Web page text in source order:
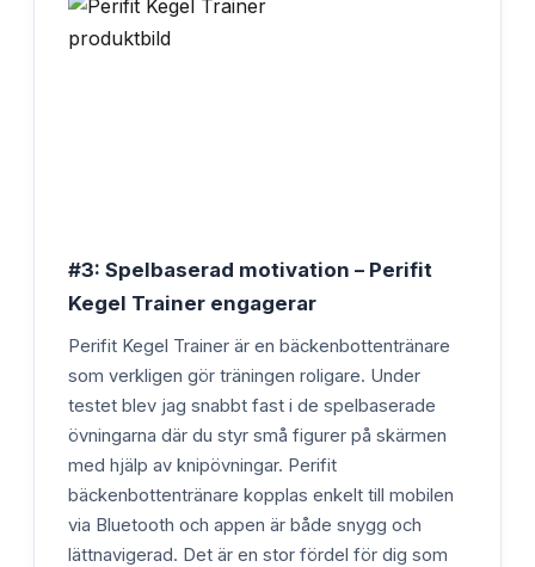
#3: Spelbaserad motivation – Perifit
Kegel Trainer engagerar
Perifit Kegel Trainer är en bäckenbottentränare
som verkligen gör träningen roligare. Under
testet blev jag snabbt fast i de spelbaserade
övningarna där du styr små figurer på skärmen
med hjälp av knipövningar. Perifit
bäckenbottentränare kopplas enkelt till mobilen
via Bluetooth och appen är både snygg och
lättnavigerad. Det är en stor fördel för dig som